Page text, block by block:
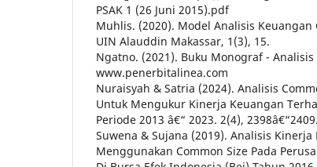
PSAK 1 (26 Juni 2015).pdf
Muhlis. (2020). Model Analisis Keuangan
UIN Alauddin Makassar, 1(3), 15.
Ngatno. (2021). Buku Monograf -
www.penerbitalinea.com
Nuraisyah & Satria (2024). Analisis
Untuk Mengukur Kinerja Keuangan
Periode 2013 â€“ 2023. 2(4), 2398â€“2409.
Suwena & Sujana (2019). Analisis
Menggunakan Common Size Pada